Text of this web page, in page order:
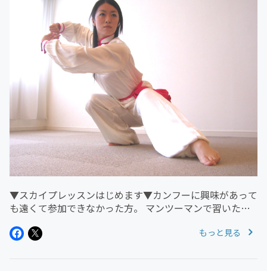
▼スカイプレッスンはじめます▼カンフーに興味があって
も遠くて参加できなかった方。 マンツーマンで習いたい
い。 スタジオレッスンとは一味違う、あなただけのレッ
もっと見る